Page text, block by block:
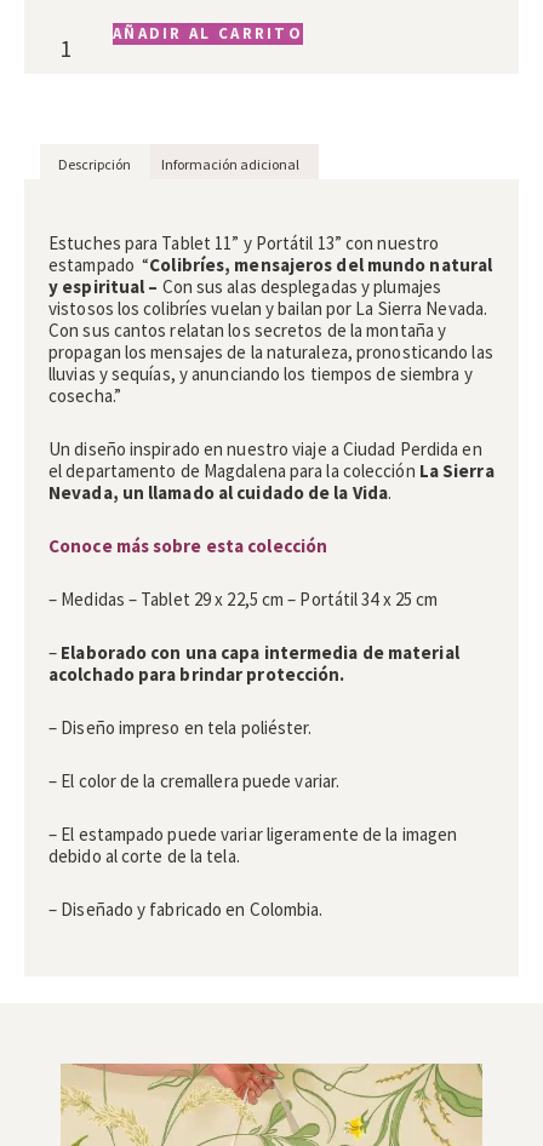
AÑADIR AL CARRITO
Descripción Información adicional
Estuches para Tablet 11” y Portátil 13”con nuestro
estampado “Colibríes, mensajeros del mundo natural
y espiritual – Con sus alas desplegadas y plumajes
vistosos los colibríes vuelan y bailan por La Sierra Nevada.
Con sus cantos relatan los secretos de la montaña y
propagan los mensajes de la naturaleza, pronosticando las
lluvias y sequías, y anunciando los tiempos de siembra y
cosecha.”
Un diseño inspirado en nuestro viaje a Ciudad Perdida en
el departamento de Magdalena para la colección La Sierra
Nevada, un llamado al cuidado de la Vida.
Conoce más sobre esta colección
– Medidas – Tablet 29 x 22,5 cm – Portátil 34 x 25 cm
– Elaborado con una capa intermedia de material
acolchado para brindar protección.
– Diseño impreso en tela poliéster.
– El color de la cremallera puede variar.
– El estampado puede variar ligeramente de la imagen
debido al corte de la tela.
– Diseñado y fabricado en Colombia.